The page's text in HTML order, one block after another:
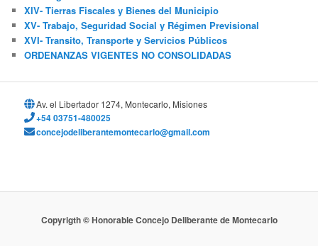
XIV- Tierras Fiscales y Bienes del Municipio
XV- Trabajo, Seguridad Social y Régimen Previsional
XVI- Transito, Transporte y Servicios Públicos
ORDENANZAS VIGENTES NO CONSOLIDADAS
Av. el Libertador 1274, Montecarlo, Misiones
+54 03751-480025
concejodeliberantemontecarlo@gmail.com
Copyrigth © Honorable Concejo Deliberante de Montecarlo